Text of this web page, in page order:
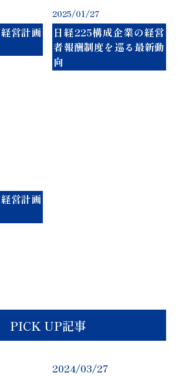
営計画
2025/01/27
日経225構成企業の経営
者報酬制度を巡る最新動
向
営計画
PICK UP記事
2024/03/27